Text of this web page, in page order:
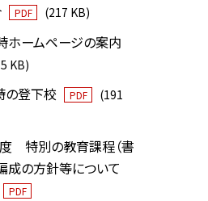
PDF (217 KB)
ホームページの案内
KB)
の登下校 PDF
(191
特別の教育課程（書
成の方針等について
PDF